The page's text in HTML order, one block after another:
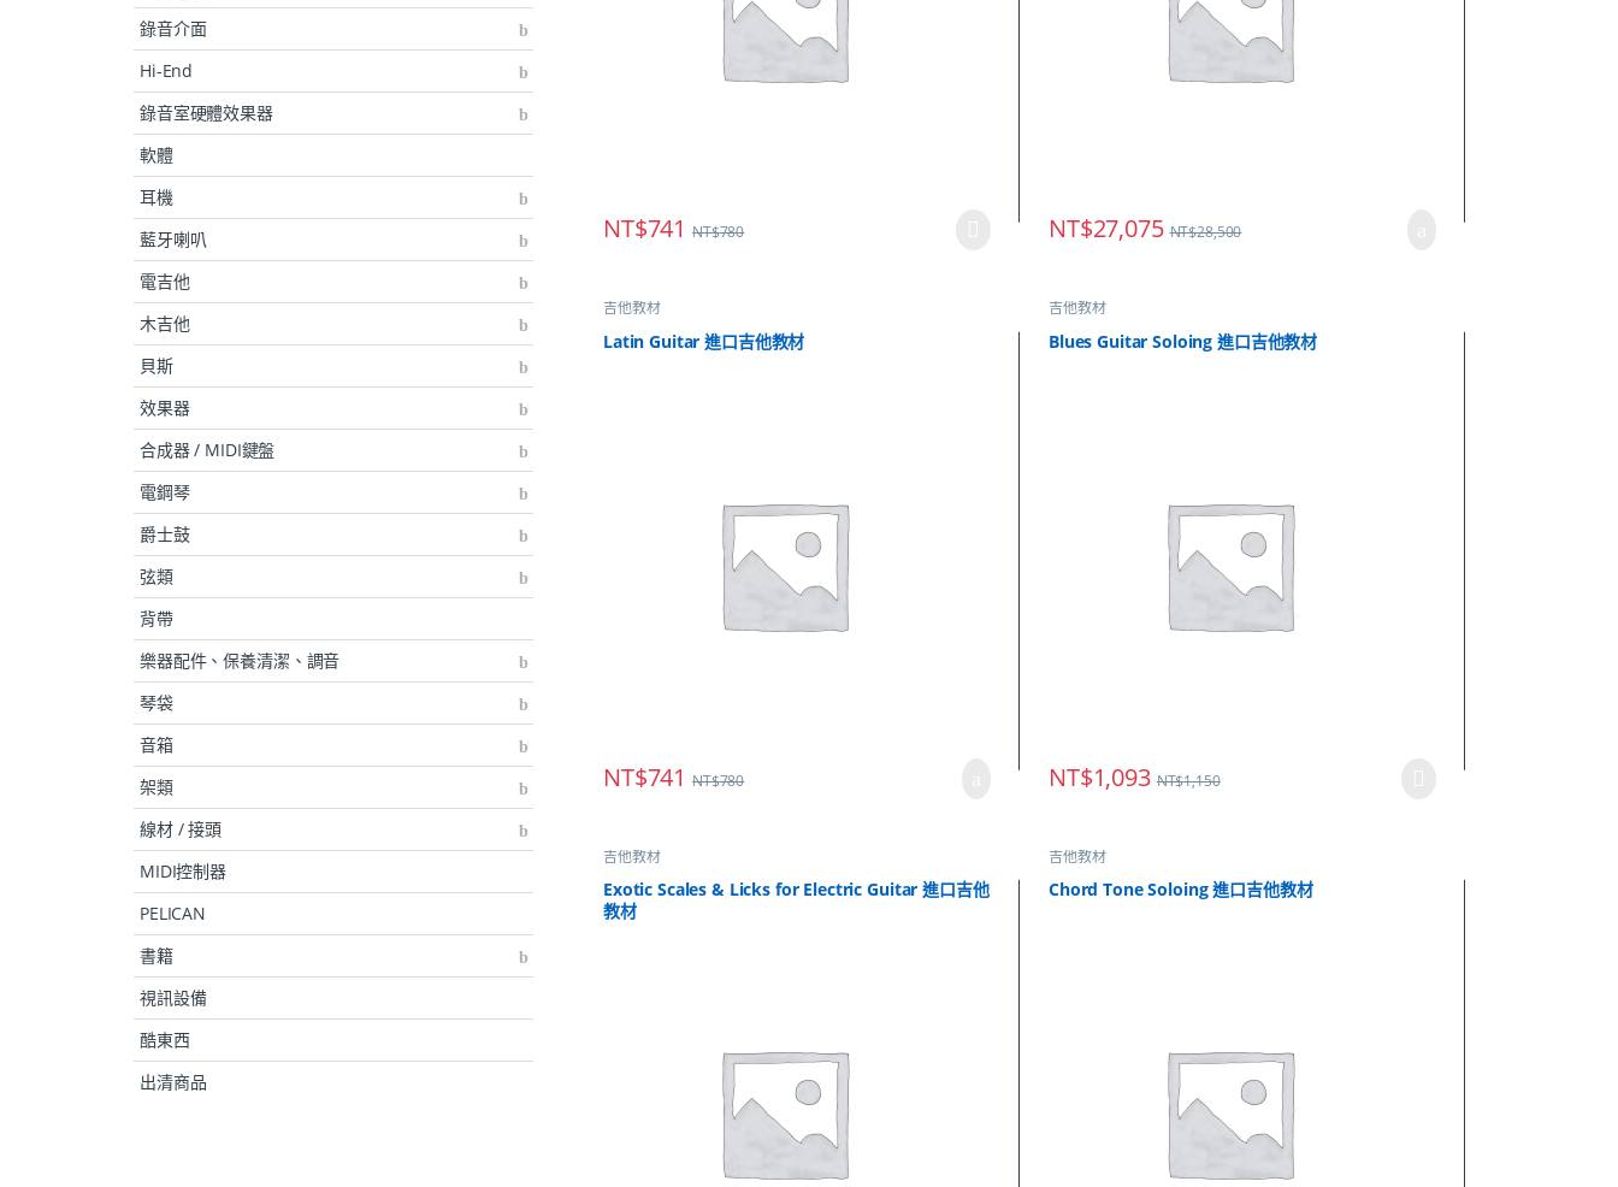
錄音介面
Hi-End
錄音室硬體效果器
軟體
耳機
藍牙喇叭
電吉他
木吉他
貝斯
效果器
合成器 / MIDI鍵盤
電鋼琴
爵士鼓
弦類
背帶
樂器配件、保養清潔、調音
琴袋
音箱
架類
線材 / 接頭
MIDI控制器
PELICAN
書籍
視訊設備
酷東西
出清商品
NT$741 NT$780 NT$27,075 NT$28,500
吉他教材
Latin Guitar 進口吉他教材
NT$741 NT$780
吉他教材
Blues Guitar Soloing 進口吉他教材
NT$1,093 NT$1,150
吉他教材
Exotic Scales & Licks for Electric Guitar 進口吉他
教材
吉他教材
Chord Tone Soloing 進口吉他教材